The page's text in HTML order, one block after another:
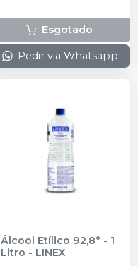
Esgotado
Pedir via Whatsapp
Álcool Etílico 92,8° - 1
Litro - LINEX